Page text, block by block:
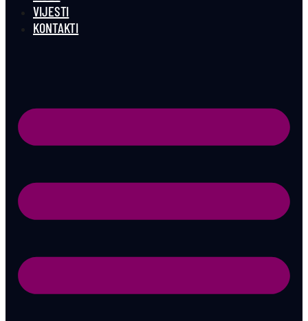
VIJESTI
KONTAKTI